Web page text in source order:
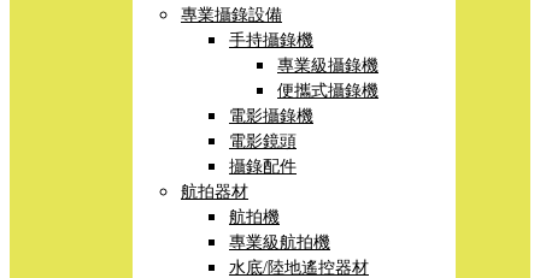
專業攝錄設備
手持攝錄機
專業級攝錄機
便攜式攝錄機
電影攝錄機
電影鏡頭
攝錄配件
航拍器材
航拍機
專業級航拍機
水底/陸地遙控器材